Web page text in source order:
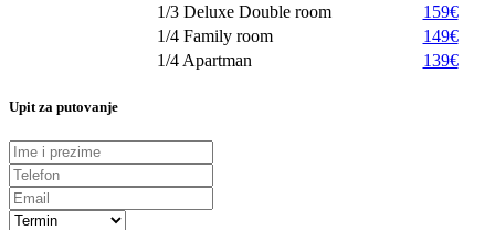
1/3 Deluxe Double room
159€
1/4 Family room
149€
1/4 Apartman
139€
Upit za putovanje